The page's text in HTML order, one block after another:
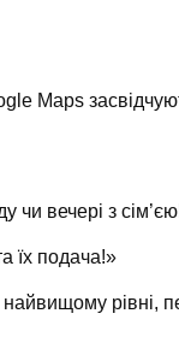
Maps
чи вечері з
їх подача!»
рівні,